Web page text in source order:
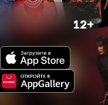
12+